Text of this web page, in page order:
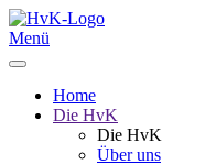
Menü
Home
Die HvK
Die HvK
Über uns